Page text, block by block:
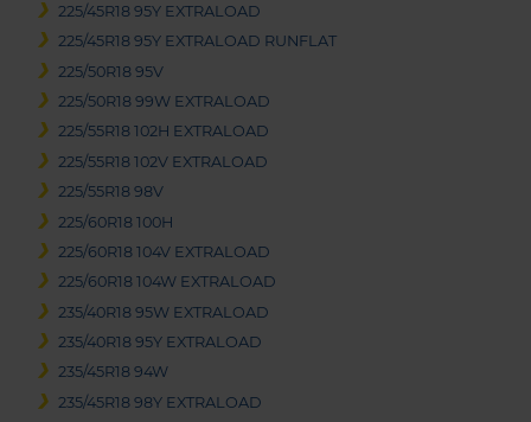
225/45R18 95Y EXTRALOAD
225/45R18 95Y EXTRALOAD RUNFLAT
225/50R18 95V
225/50R18 99W EXTRALOAD
225/55R18 102H EXTRALOAD
225/55R18 102V EXTRALOAD
225/55R18 98V
225/60R18 100H
225/60R18 104V EXTRALOAD
225/60R18 104W EXTRALOAD
235/40R18 95W EXTRALOAD
235/40R18 95Y EXTRALOAD
235/45R18 94W
235/45R18 98Y EXTRALOAD